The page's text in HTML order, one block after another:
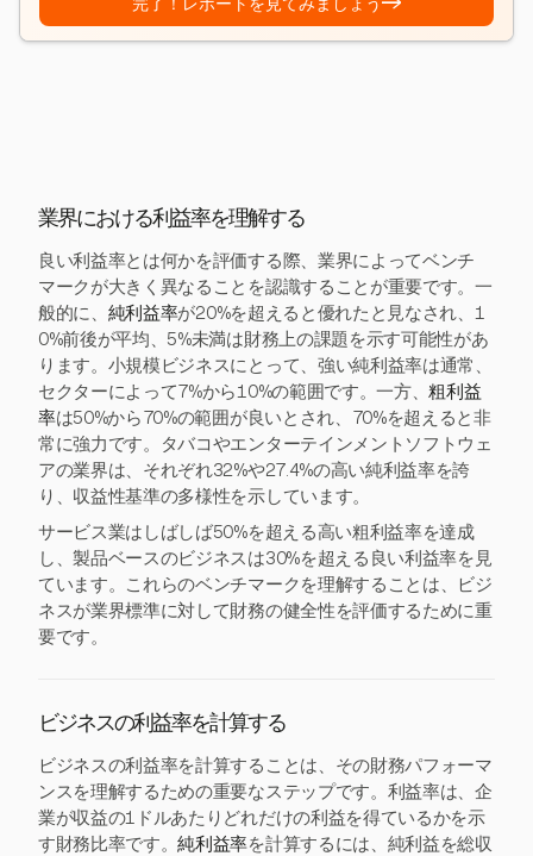
業界における利益率を理解する
良い利益率とは何かを評価する際、業界によってベンチ
マークが大きく異なることを認識することが重要です。一
般的に、 純利益率が20%を超えると優れたと見なされ、1
0%前後が平均、5%未満は財務上の課題を示す可能性があ
ります。小規模ビジネスにとって、強い純利益率は通常、
セクターによって7%から10%の範囲です。一方、粗利益
率は50%から70%の範囲が良いとされ、70%を超えると非
常に強力です。タバコやエンターテインメントソフトウェ
アの業界は、それぞれ32%や27.4%の高い純利益率を誇
り、収益性基準の多様性を示しています。
サービス業はしばしば50%を超える高い粗利益率を達成
し、製品ベースのビジネスは30%を超える良い利益率を見
ています。これらのベンチマークを理解することは、ビジ
ネスが業界標準に対して財務の健全性を評価するために重
要です。
ビジネスの利益率を計算する
ビジネスの利益率を計算することは、その財務パフォーマ
ンスを理解するための重要なステップです。利益率は、企
業が収益の1ドルあたりどれだけの利益を得ているかを示
す財務比率です。純利益率を計算するには、純利益を総収